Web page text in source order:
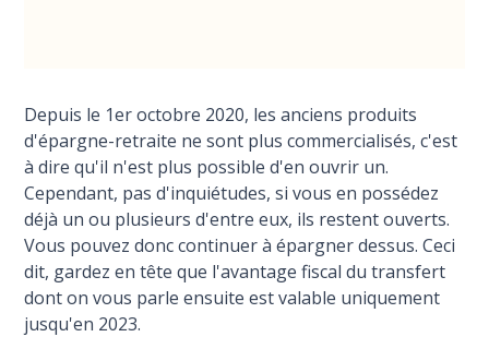
Depuis le 1er octobre 2020, les anciens produits
d'épargne-retraite ne sont plus commercialisés, c'est
à dire qu'il n'est plus possible d'en ouvrir un.
Cependant, pas d'inquiétudes, si vous en possédez
déjà un ou plusieurs d'entre eux, ils restent ouverts.
Vous pouvez donc continuer à épargner dessus. Ceci
dit, gardez en tête que l'avantage fiscal du transfert
dont on vous parle ensuite est valable uniquement
jusqu'en 2023.